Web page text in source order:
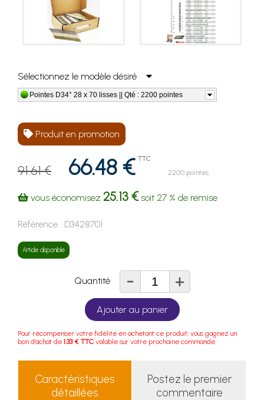
Sélectionnez le modèle désiré
Pointes D34° 28 x 70 lisses || Qté : 2200 pointes
Produit en promotion
91.61 € 66.48 € TTC
2200 pointes
vous économisez 25.13 €soit 27 % de remise
Référence : D3428701
Article disponible
Quantité - +
Ajouter au panier
Pour récompenser votre fidélité en achetant ce produit, vous gagnez un
bon d'achat de 1.33 € TTC valable sur votre prochaine commande.
Caractéristiques
détaillées
Postez le premier
commentaire